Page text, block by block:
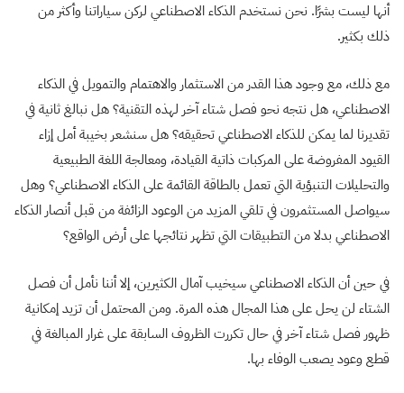
أنها ليست بشرًا. نحن نستخدم الذكاء الاصطناعي لركن سياراتنا وأكثر من
ذلك بكثير.
مع ذلك، مع وجود هذا القدر من الاستثمار والاهتمام والتمويل في الذكاء
الاصطناعي، هل نتجه نحو فصل شتاء آخر لهذه التقنية؟ هل نبالغ ثانية في
تقديرنا لما يمكن للذكاء الاصطناعي تحقيقه؟ هل سنشعر بخيبة أمل إزاء
القيود المفروضة على المركبات ذاتية القيادة، ومعالجة اللغة الطبيعية
والتحليلات التنبؤية التي تعمل بالطاقة القائمة على الذكاء الاصطناعي؟ وهل
سيواصل المستثمرون في تلقي المزيد من الوعود الزائفة من قبل أنصار الذكاء
الاصطناعي بدلا من التطبيقات التي تظهر نتائجها على أرض الواقع؟
في حين أن الذكاء الاصطناعي سيخيب آمال الكثيرين، إلا أننا نأمل أن فصل
الشتاء لن يحل على هذا المجال هذه المرة. ومن المحتمل أن تزيد إمكانية
ظهور فصل شتاء آخر في حال تكررت الظروف السابقة على غرار المبالغة في
قطع وعود يصعب الوفاء بها.